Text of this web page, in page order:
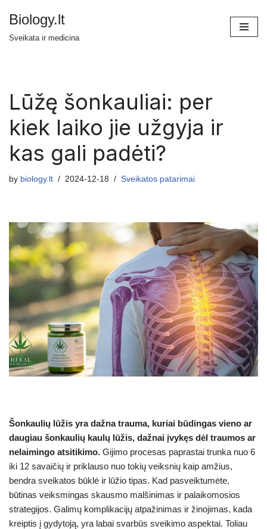
Biology.lt
Sveikata ir medicina
Lūžę šonkauliai: per
kiek laiko jie užgyja ir
kas gali padėti?
by biology.lt 2024-12-18 Sveikatos patarimai
Šonkaulių lūžis yra dažna trauma, kuriai būdingas vieno ar
daugiau šonkaulių kaulų lūžis, dažnai įvykęs dėl traumos ar
nelaimingo atsitikimo. Gijimo procesas paprastai trunka nuo 6
iki 12 savaičių ir priklauso nuo tokių veiksnių kaip amžius,
bendra sveikatos būklė ir lūžio tipas. Kad pasveiktumėte,
būtinas veiksmingas skausmo malšinimas ir palaikomosios
strategijos. Galimų komplikacijų atpažinimas ir žinojimas, kada
kreiptis į gydytoją, yra labai svarbūs sveikimo aspektai. Toliau